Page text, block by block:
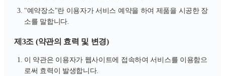
"예약장소"란 이용자가 서비스 예약을 하여 제품을 시공한 장
소를 말합니다.
제3조 (약관의 효력 및 변경)
이 약관은 이용자가 웹사이트에 접속하여 서비스를 이용함으
로써 효력이 발생합니다.